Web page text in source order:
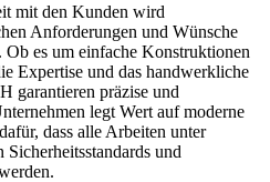
mit den Kunden wird
Anforderungen und Wünsche
es um einfache Konstruktionen
Expertise und das handwerkliche
garantieren präzise und
legt Wert auf moderne
dass alle Arbeiten unter
und